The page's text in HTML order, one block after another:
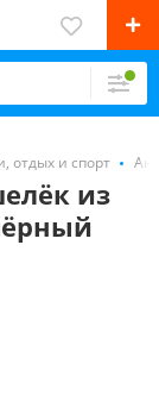
отдых и спорт
из